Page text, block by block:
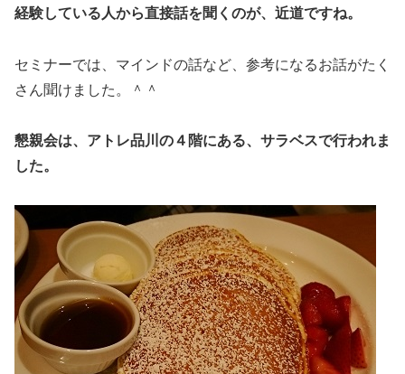
経験している人から直接話を聞くのが、近道ですね。
セミナーでは、マインドの話など、参考になるお話がたく
さん聞けました。＾＾
懇親会は、アトレ品川の４階にある、サラベスで行われま
した。